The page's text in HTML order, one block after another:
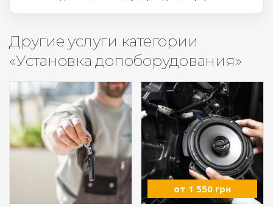
Другие услуги категории
«Установка допоборудования»
от 1 550 грн